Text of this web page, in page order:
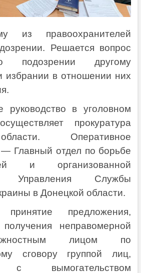
из правоохранителей
Решается вопрос
подозрении другому
избрании в отношении них
руководство в уголовном
прокуратура
Оперативное
Главный отдел по борьбе
и организованной
Управления Службы
в Донецкой области.
принятие предложения,
неправомерной
лицом по
сговору группой лиц,
с вымогательством